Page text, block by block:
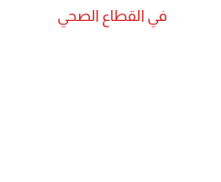
في القطاع الصحي